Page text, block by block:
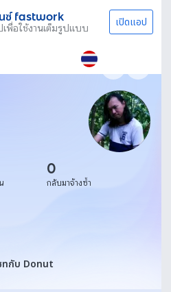
ซ์ fastwork
พื่อใช้งานเต็มรูปแบบ เปิดแอป
0
กลับมาจ้างซ้ำ
ทกับ Donut